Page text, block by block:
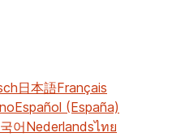
日本語Français
Español (España)
어Nederlandsไทย